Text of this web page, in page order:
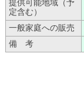
提供可能地域（予
定含む）
一般家庭への販売
備 考